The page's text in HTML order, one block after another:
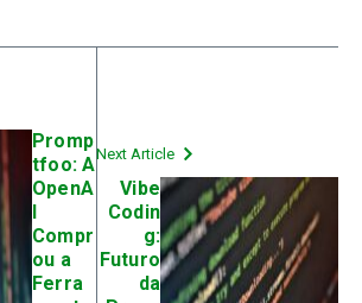
Promp
tfoo: A
OpenA
Compr
ou a
Ferra
Next Article
Vibe
Codin
g:
Futuro
da